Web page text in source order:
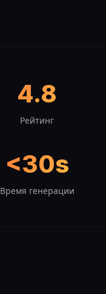
4.8
Рейтинг
<30s
Время генерации